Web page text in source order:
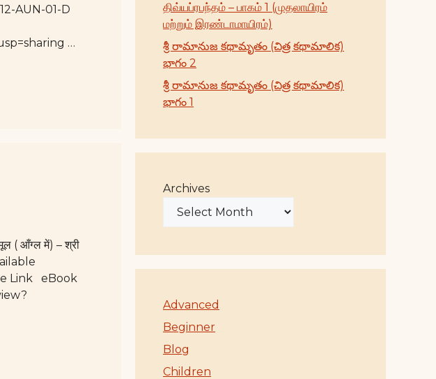
AUN-01-D
…
( आँग्ल में) – श्री
Link eBook
திவ்யப்ரபந்தம் – பாகம் 1 (முதலாயிரம்
மற்றும் இரண்டாமாயிரம்)
శ్రీ రామానుజ కథామృతం (చిత్ర కథామాలిక)
భాగం 2
శ్రీ రామానుజ కథామృతం (చిత్ర కథామాలిక)
భాగం 1
Archives
Advanced
Beginner
Blog
Children